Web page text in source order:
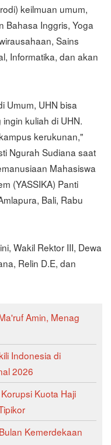
keilmuan umum,
Bahasa Inggris, Yoga
Sains
Informatika, dan akan
Umum, UHN bisa
kuliah di UHN.
kerukunan,"
Ngurah Sudiana saat
Mahasiswa
(YASSIKA) Panti
Bali, Rabu
Wakil Rektor III, Dewa
Relin D.E, dan
Amin, Menag
Indonesia di
2026
Kuota Haji
Kemerdekaan